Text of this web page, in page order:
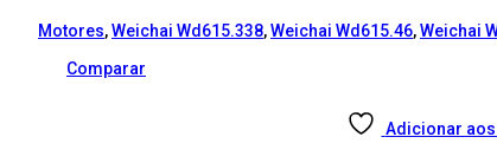
Motores,Weichai Wd615.338,Weichai Wd615.46,Weichai
Comparar
Adicionar